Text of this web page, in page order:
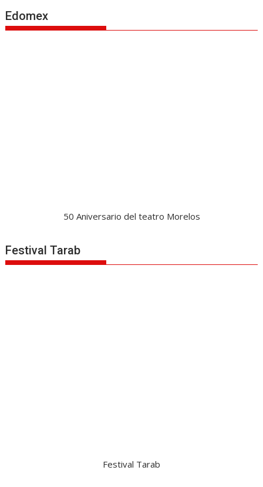
Edomex
50 Aniversario del teatro Morelos
Festival Tarab
Festival Tarab